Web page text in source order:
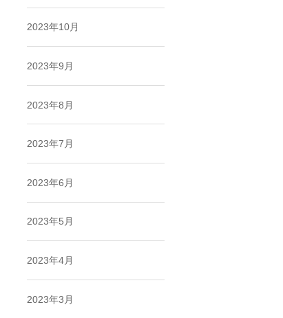
2023年10月
2023年9月
2023年8月
2023年7月
2023年6月
2023年5月
2023年4月
2023年3月